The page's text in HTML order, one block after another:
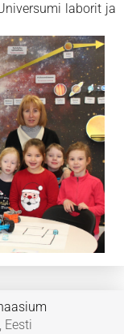
laborit ja
Eesti